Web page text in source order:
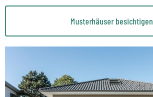
Musterhäuser besichtigen